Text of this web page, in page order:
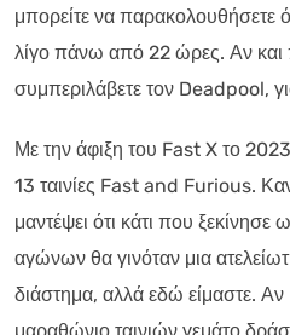
μπορείτε να παρακολουθήσετε
λίγο πάνω από 22 ώρες. Αν και
συμπεριλάβετε τον Deadpool,
Με την άφιξη του Fast X το
13 ταινίες Fast and Furious.
μαντέψει ότι κάτι που ξεκίνησε
αγώνων θα γινόταν μια
διάστημα, αλλά εδώ είμαστε. Αν
μαραθώνιο ταινιών γεμάτο